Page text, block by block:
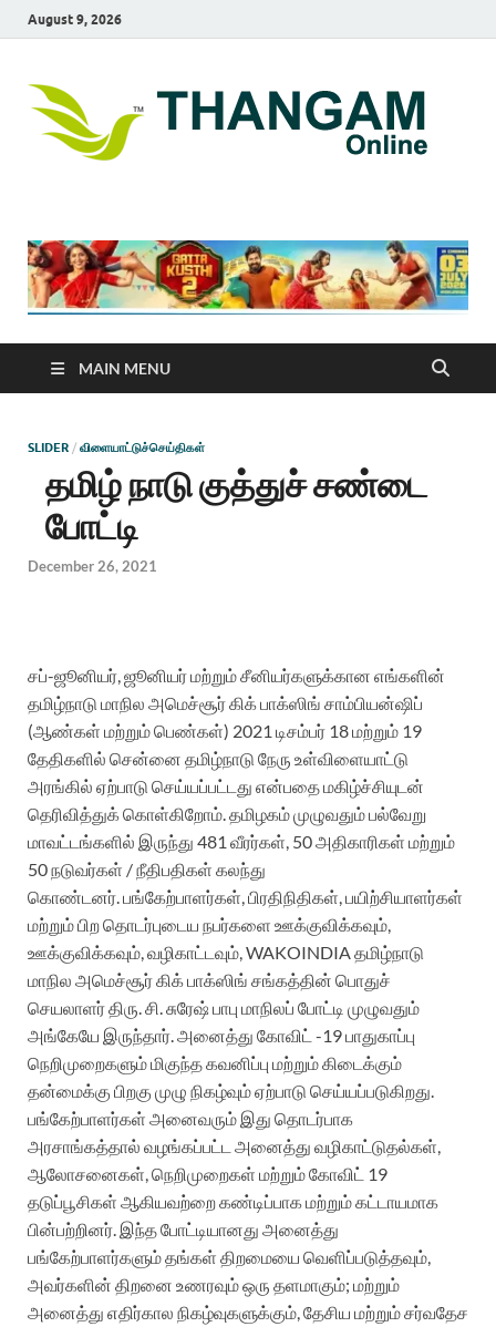
August 9, 2026
MAIN MENU
SLIDER / விளையாட்டுச்செய்திகள்
தமிழ் நாடு குத்துச் சண்டை
போட்டி
December 26, 2021
சப்-ஜூனியர், ஜூனியர் மற்றும் சீனியர்களுக்கான எங்களின்
தமிழ்நாடு மாநில அமெச்சூர் கிக் பாக்ஸிங் சாம்பியன்ஷிப்
(ஆண்கள் மற்றும் பெண்கள்) 2021 டிசம்பர் 18 மற்றும் 19
தேதிகளில் சென்னை தமிழ்நாடு நேரு உள்விளையாட்டு
அரங்கில் ஏற்பாடு செய்யப்பட்டது என்பதை மகிழ்ச்சியுடன்
தெரிவித்துக் கொள்கிறோம். தமிழகம் முழுவதும் பல்வேறு
மாவட்டங்களில் இருந்து 481 வீரர்கள், 50 அதிகாரிகள் மற்றும்
50 நடுவர்கள் / நீதிபதிகள் கலந்து
கொண்டனர். பங்கேற்பாளர்கள், பிரதிநிதிகள், பயிற்சியாளர்கள்
மற்றும் பிற தொடர்புடைய நபர்களை ஊக்குவிக்கவும்,
ஊக்குவிக்கவும், வழிகாட்டவும், WAKOINDIA தமிழ்நாடு
மாநில அமெச்சூர் கிக் பாக்ஸிங் சங்கத்தின் பொதுச்
செயலாளர் திரு. சி. சுரேஷ் பாபு மாநிலப் போட்டி முழுவதும்
அங்கேயே இருந்தார். அனைத்து கோவிட் -19 பாதுகாப்பு
நெறிமுறைகளும் மிகுந்த கவனிப்பு மற்றும் கிடைக்கும்
தன்மைக்கு பிறகு முழு நிகழ்வும் ஏற்பாடு செய்யப்படுகிறது.
பங்கேற்பாளர்கள் அனைவரும் இது தொடர்பாக
அரசாங்கத்தால் வழங்கப்பட்ட அனைத்து வழிகாட்டுதல்கள்,
ஆலோசனைகள், நெறிமுறைகள் மற்றும் கோவிட் 19
தடுப்பூசிகள் ஆகியவற்றை கண்டிப்பாக மற்றும் கட்டாயமாக
பின்பற்றினர். இந்த போட்டியானது அனைத்து
பங்கேற்பாளர்களும் தங்கள் திறமையை வெளிப்படுத்தவும்,
அவர்களின் திறனை உணரவும் ஒரு தளமாகும்; மற்றும்
அனைத்து எதிர்கால நிகழ்வுகளுக்கும், தேசிய மற்றும் சர்வதேச